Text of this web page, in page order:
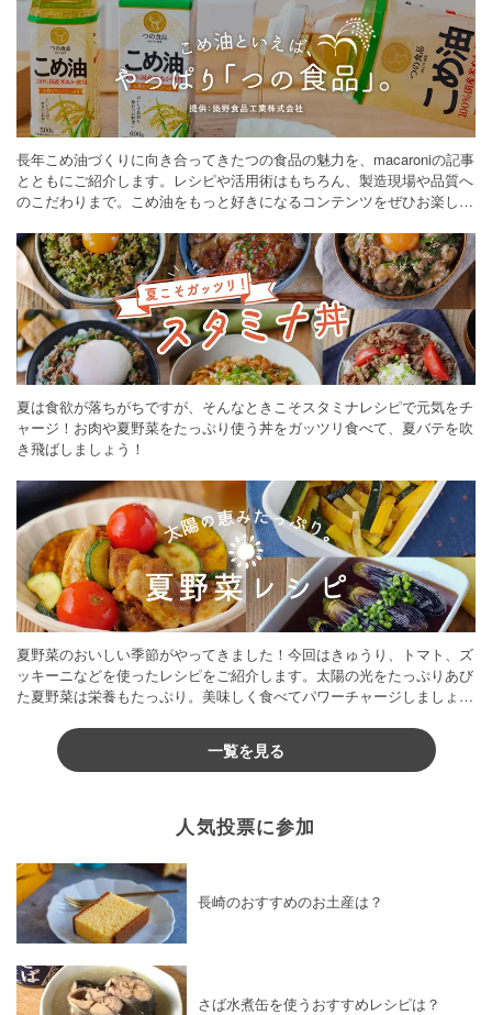
長年こめ油づくりに向き合ってきたつの食品の魅力を、macaroniの記事
とともにご紹介します。レシピや活用術はもちろん、製造現場や品質へ
のこだわりまで。こめ油をもっと好きになるコンテンツをぜひお楽しみ
夏は食欲が落ちがちですが、そんなときこそスタミナレシピで元気をチ
ャージ！お肉や夏野菜をたっぷり使う丼をガッツリ食べて、夏バテを吹
き飛ばしましょう！
夏野菜のおいしい季節がやってきました！今回はきゅうり、トマト、ズ
ッキーニなどを使ったレシピをご紹介します。太陽の光をたっぷりあび
た夏野菜は栄養もたっぷり。美味しく食べてパワーチャージしましょう
一覧を見る
人気投票に参加
長崎のおすすめのお土産は？
さば水煮缶を使うおすすめレシピは？